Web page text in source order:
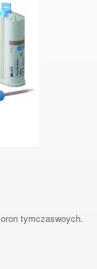
tymczaswoych.